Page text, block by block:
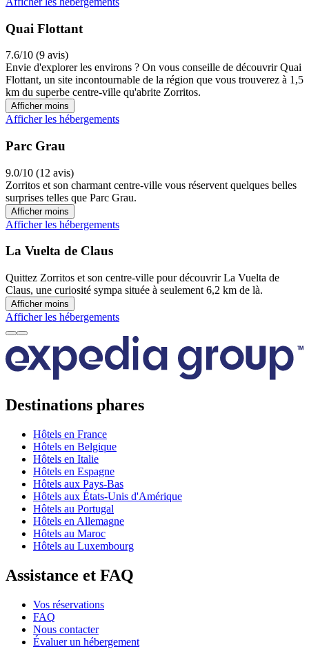
Quai Flottant
7.6/10 (9 avis)
Envie d'explorer les environs ? On vous conseille de découvrir Quai
Flottant, un site incontournable de la région que vous trouverez à 1,5
km du superbe centre-ville qu'abrite Zorritos.
Afficher moins
Afficher les hébergements
Parc Grau
9.0/10 (12 avis)
Zorritos et son charmant centre-ville vous réservent quelques belles
surprises telles que Parc Grau.
Afficher moins
Afficher les hébergements
La Vuelta de Claus
Quittez Zorritos et son centre-ville pour découvrir La Vuelta de
Claus, une curiosité sympa située à seulement 6,2 km de là.
Afficher moins
Afficher les hébergements
Destinations phares
Hôtels en France
Hôtels en Belgique
Hôtels en Italie
Hôtels en Espagne
Hôtels aux Pays-Bas
Hôtels aux États-Unis d'Amérique
Hôtels au Portugal
Hôtels en Allemagne
Hôtels au Maroc
Hôtels au Luxembourg
Assistance et FAQ
Vos réservations
FAQ
Nous contacter
Évaluer un hébergement